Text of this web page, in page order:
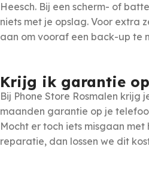
Heesch. Bij een scherm- of
niets met je opslag. Voor extra
aan om vooraf een back-up te
Krijg ik garantie
Bij Phone Store Rosmalen krijg
maanden garantie op je
Mocht er toch iets misgaan
reparatie, dan lossen we dit